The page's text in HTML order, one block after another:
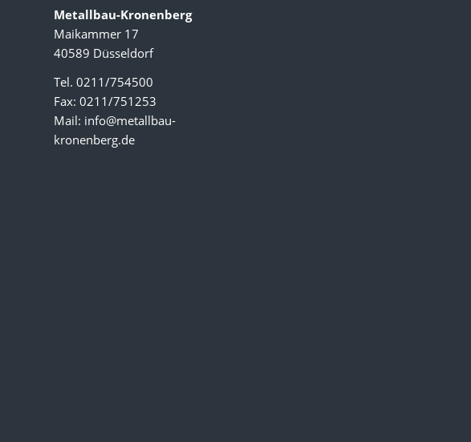
Metallbau-Kronenberg
Maikammer 17
40589 Düsseldorf
Tel. 0211/754500
Fax: 0211/751253
Mail: info@metallbau-
kronenberg.de